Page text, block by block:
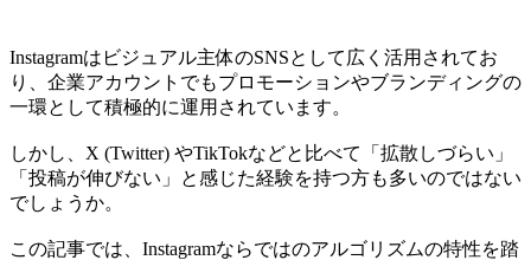
Instagramはビジュアル主体のSNSとして広く活用されてお
り、企業アカウントでもプロモーションやブランディングの
一環として積極的に運用されています。
しかし、X (Twitter) やTikTokなどと比べて「拡散しづらい」
「投稿が伸びない」と感じた経験を持つ方も多いのではない
でしょうか。
この記事では、Instagramならではのアルゴリズムの特性を踏